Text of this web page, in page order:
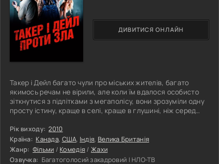
Такер і Дейл багато чули про міських жителів, багато
якимось речам не вірили, але коли їм вдалося особисто
зіткнутися з підлітками з мегаполісу, вони зрозуміли одну
просту істину, краще в селі, краще в глушині, ніж серед
молодих хлопців і дівчат вирішили вирушити в тихе місце,
туди, де вони змогли б виконати всі свої бажання, змогли
б напитися, та відірватися на повну котушку. Недалеко до
призначеного місця герої зустрічаються з двома
Рік виходу: 2010
Країна: Канада, США, Індія, Велика Британія
Жанр: Фільми / Комедія /Жахи
Озвучка: Багатоголосий закадровий | НЛО-ТВ
ДИВИТИСЯ ОНЛАЙН